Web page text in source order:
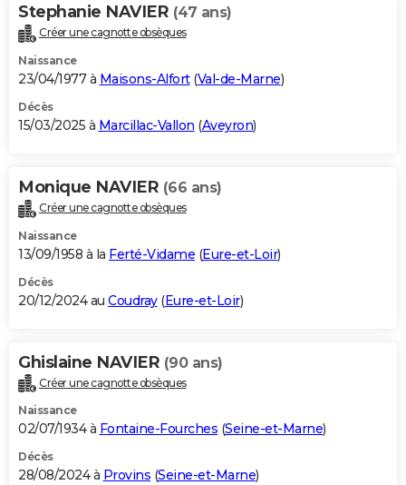
Bricolage
Lifestyle
Culture
Sport
Auto
Television
Voyage
Cinema
Stephanie NAVIER (47 ans)
Créer une cagnotte obsèques
Naissance
23/04/1977 à Maisons-Alfort(Val-de-Marne)
Décès
15/03/2025 à Marcillac-Vallon (Aveyron)
Monique NAVIER (66 ans)
Créer une cagnotte obsèques
Naissance
13/09/1958 à la Ferté-Vidame (Eure-et-Loir)
Décès
20/12/2024 au Coudray(Eure-et-Loir)
Ghislaine NAVIER (90 ans)
Créer une cagnotte obsèques
Naissance
02/07/1934 à Fontaine-Fourches (Seine-et-Marne)
Décès
28/08/2024 à Provins (Seine-et-Marne)